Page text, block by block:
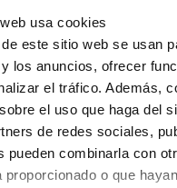
usa cookies
este sitio web se usan
los anuncios, ofrecer
el tráfico. Además,
el uso que haga del
de redes sociales,
pueden combinarla con
proporcionado o que
Añadir al